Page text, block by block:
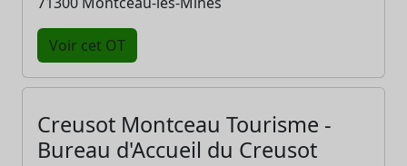
Voir cet OT
Creusot Montceau Tourisme -
Bureau d'Accueil du Creusot